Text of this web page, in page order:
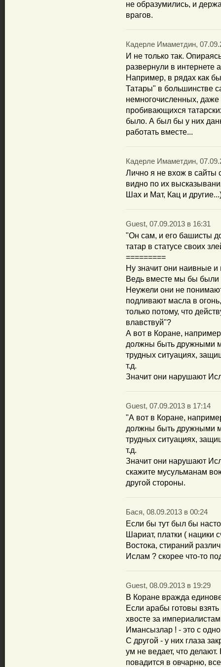
не образумились, и
врагов.
Кадерле Имаметдин,
И не только так.
развернули в интернете
Например, в рядах как
Татары" в большинстве
немногочисленных,
пробивающихся
было. А был бы у них
работать вместе...
Кадерле Имаметдин,
Лично я не вхож в сайты
видно по их
Шах и Мат, Кац и
Guest, 07.09.2013 в 16:31
"Он сам, и его башисты
татар в статусе своих
=========
Ну значит они наивные
Ведь вместе мы бы были
Неужели они не
подливают масла в
только потому, что
влавствуй"?
А вот в Коране,
должны быть дружными
трудных ситуациях,
т.д.
Значит они нарушают
Guest, 07.09.2013 в 17:14
"А вот в Коране,
должны быть дружными
трудных ситуациях,
т.д.
Значит они нарушают
скажите мусульманам
другой стороны.
Бася, 08.09.2013 в 00:24
Если бы тут был бы
Шариат, платки ( нацики
Востока, стираний
Ислам ? скорее что-то
Guest, 08.09.2013 в 19:29
В Коране вражда
Если арабы готовы
хвосте за
Имансызлар ! - это с
С другой - у них глаза
ум не ведает, что
повадится в овчарню,